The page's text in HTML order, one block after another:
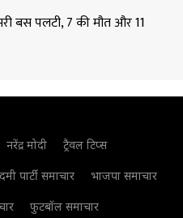
बस पलटी, 7 की मौत और 11
नरेंद्र मोदी
ट्रैवल टिप्स
पार्टी समाचार
भाजपा समाचार
फुटबॉल समाचार